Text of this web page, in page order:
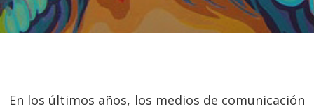
En los últimos años, los medios de comunicación